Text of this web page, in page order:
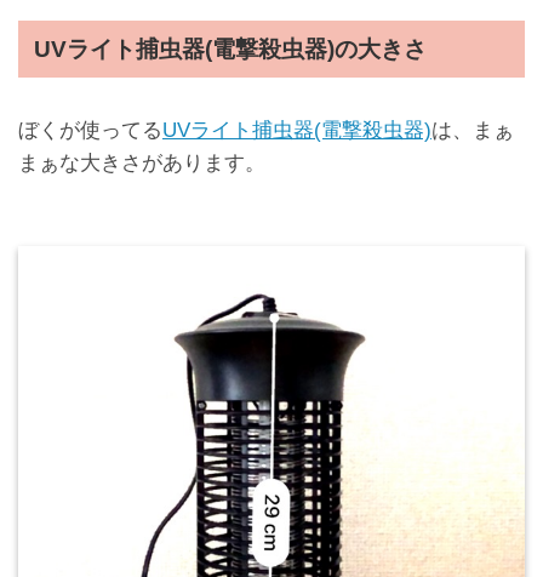
UVライト捕虫器(電撃殺虫器)の大きさ
ぼくが使ってるUVライト捕虫器(電撃殺虫器)は、まぁ
まぁな大きさがあります。